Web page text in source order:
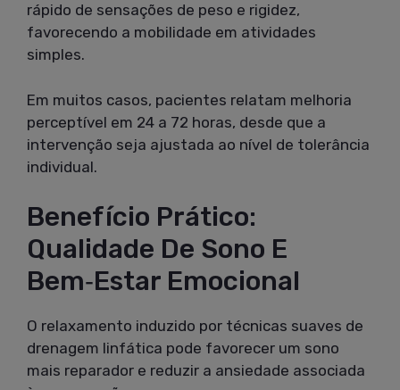
rápido de sensações de peso e rigidez,
favorecendo a mobilidade em atividades
simples.
Em muitos casos, pacientes relatam melhoria
perceptível em 24 a 72 horas, desde que a
intervenção seja ajustada ao nível de tolerância
individual.
Benefício Prático:
Qualidade De Sono E
Bem‑estar Emocional
O relaxamento induzido por técnicas suaves de
drenagem linfática pode favorecer um sono
mais reparador e reduzir a ansiedade associada